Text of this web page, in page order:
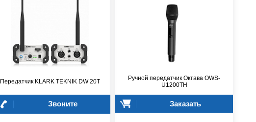
Передатчик KLARK TEKNIK DW 20T
Звоните
Ручной передатчик Октава OWS-
U1200TH
Заказать